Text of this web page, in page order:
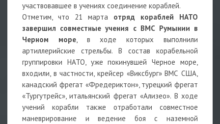
участвовавшее в учениях соединение кораблей.
Отметим, что 21 марта отряд кораблей НАТО
завершил совместные учения с ВМС Румынии в
Черном море, в ходе которых выполнили
артиллерийские стрельбы. В состав корабельной
группировки НАТО, уже покинувшей Черное море,
входили, в частности, крейсер «Виксбург» ВМС США,
канадский фрегат «Фредериктон», турецкий фрегат
«Тургутрейс», итальянский фрегат «Ализео». В ходе
учений корабли также отработали совместное
маневрирование и ведение боя с наземной